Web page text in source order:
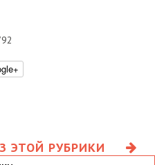
ЭТОЙ РУБРИКИ